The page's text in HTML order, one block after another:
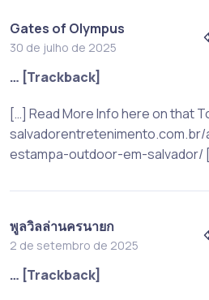
Gates of Olympus
30 de julho de 2025
… [Trackback]
[…] Read More Info here on that
estampa-outdoor-em-salvador/
พูลวิลล่านครนายก
2 de setembro de 2025
… [Trackback]